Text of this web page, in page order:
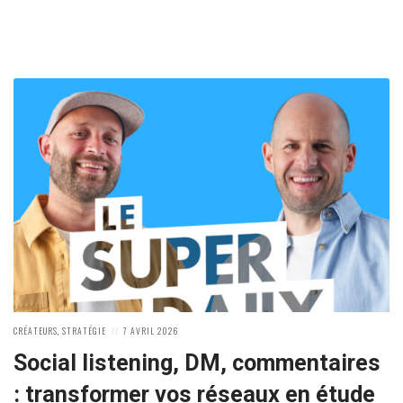
POSTED
CRÉATEURS, STRATÉGIE
POSTED
7 AVRIL 2026
Social listening, DM, commentaires
: transformer vos réseaux en étude